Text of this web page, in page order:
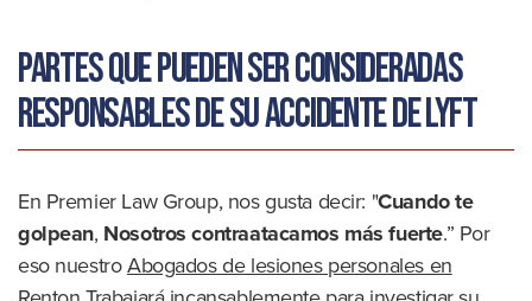
Partes que pueden ser consideradas
responsables de su accidente de Lyft
En Premier Law Group, nos gusta decir: "Cuando te
golpean, Nosotros contraatacamos más fuerte.” Por
eso nuestroAbogados de lesiones personales en